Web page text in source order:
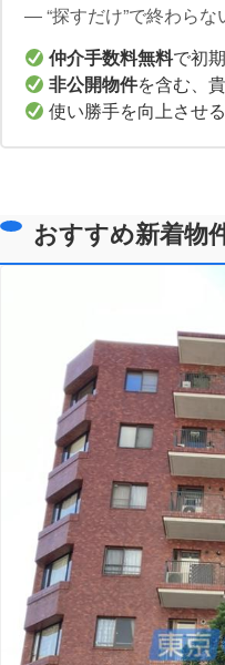
― “探すだけ”で終わら
仲介手数料無料で初
非公開物件を含む、
使い勝手を向上させる
おすすめ新着物